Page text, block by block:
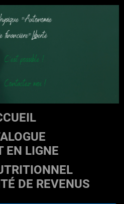
EN LIGNE
DE REVENUS